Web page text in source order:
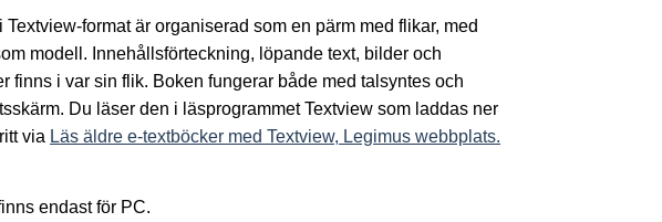
Textview-format är organiserad som en pärm med flikar, med
modell. Innehållsförteckning, löpande text, bilder och
finns i var sin flik. Boken fungerar både med talsyntes och
Du läser den i läsprogrammet Textview som laddas ner
via Läs äldre e-textböcker med Textview, Legimus webbplats.
endast för PC.